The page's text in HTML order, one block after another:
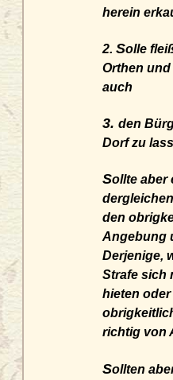
herein
2. Solle
Orthen
auch
3. den
Dorf zu
Sollte aber
den
Angebung
Derjenige,
Strafe sich
hieten
richtig von
Sollten